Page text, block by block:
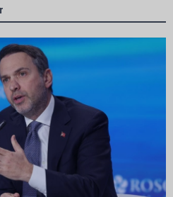
astronotu Deniz Burnham uzaya
üreticilere yangın ve anız uyarısı
yağlık ayçiçeği hasadı başladı